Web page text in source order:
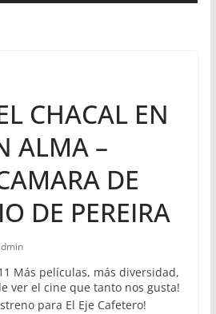
CHACAL EN
ALMA –
DE
DE PEREIRA
Más películas, más diversidad,
ver el cine que tanto nos gusta!
para El Eje Cafetero!